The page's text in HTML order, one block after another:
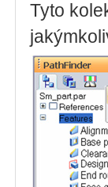
Tyto